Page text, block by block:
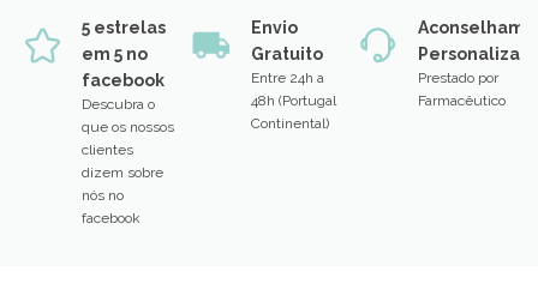
5 estrelas
em 5 no
facebook
Descubra o
que os nossos
clientes
dizem sobre
nós no
facebook
Envio
Gratuito
Entre 24h a
48h (Portugal
Continental)
Prestado por
Farmacêutico